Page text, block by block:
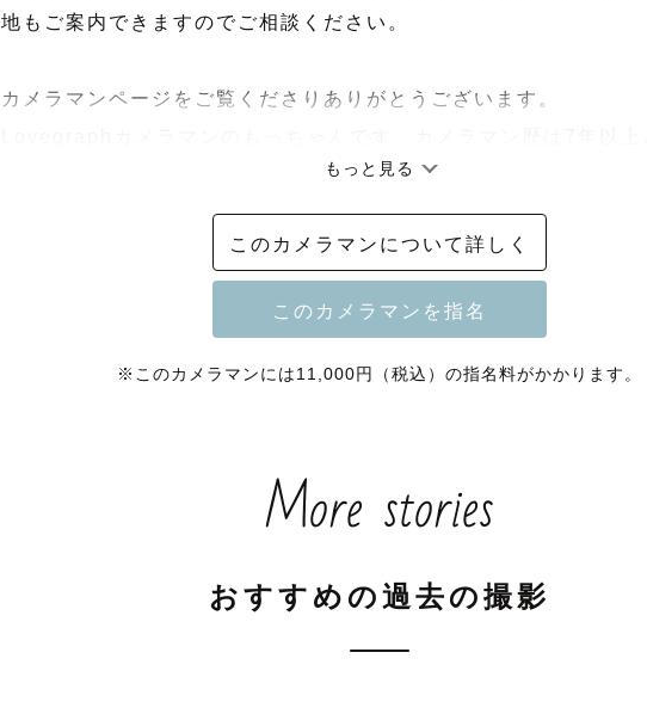
地もご案内できますのでご相談ください。
カメラマンページをご覧くださりありがとうございます。
リピーターの皆様の担当もたくさんさせていただきとても光栄です
人生に寄り添えるカメラマンであれるよう、はじめましての皆様と
ターの皆様とも大切な時間にできるよう頑張ります。
もっと見る
このカメラマンについて詳しく
※このカメラマンには11,000円（税込）の指名料がかかります。
More stories
おすすめの過去の撮影